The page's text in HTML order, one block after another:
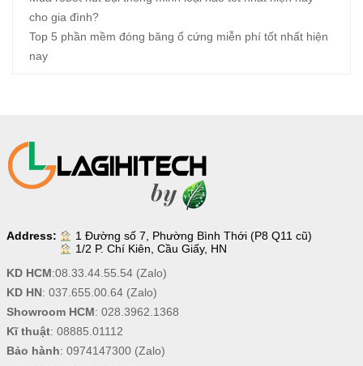
cho gia đình?
Top 5 phần mềm đóng băng ổ cứng miễn phí tốt nhất hiện
nay
Address:
1 Đường số 7, Phường Bình Thới (P8 Q11 cũ)
1/2 P. Chí Kiên, Cầu Giấy, HN
KD HCM:08.33.44.55.54(Zalo)
KD HN: 037.655.00.64(Zalo)
Showroom HCM: 028.3962.1368
Kĩ thuật: 08885.01112
Bảo hành: 0974147300(Zalo)